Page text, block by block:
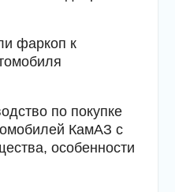
фаркоп к
по покупке
КамАЗ с
особенности